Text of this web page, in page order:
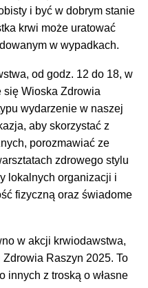
i być w dobrym stanie
krwi może uratować
w wypadkach.
od godz. 12 do 18, w
się Wioska Zdrowia
wydarzenie w naszej
aby skorzystać z
porozmawiać ze
zdrowego stylu
lokalnych organizacji i
fizyczną oraz świadome
w akcji krwiodawstwa,
Zdrowia Raszyn 2025. To
innych z troską o własne